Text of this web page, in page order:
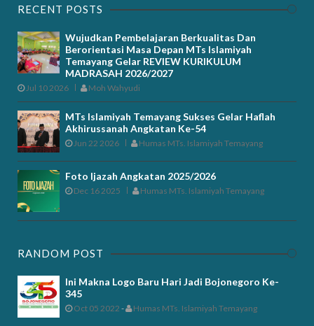
RECENT POSTS
Wujudkan Pembelajaran Berkualitas Dan
Berorientasi Masa Depan MTs Islamiyah
Temayang Gelar REVIEW KURIKULUM
MADRASAH 2026/2027
Jul 10 2026 Moh Wahyudi
MTs Islamiyah Temayang Sukses Gelar Haflah
Akhirussanah Angkatan Ke-54
Jun 22 2026 Humas MTs. Islamiyah Temayang
Foto Ijazah Angkatan 2025/2026
Dec 16 2025 Humas MTs. Islamiyah Temayang
RANDOM POST
Ini Makna Logo Baru Hari Jadi Bojonegoro Ke-
345
Oct 05 2022 - Humas MTs. Islamiyah Temayang